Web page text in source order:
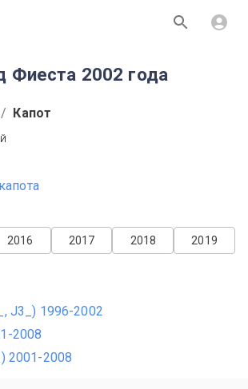
Фиеста 2002 года
/ Капот
2019
2018
2017
2016
J3_) 1996-2002
2008
2001-2008